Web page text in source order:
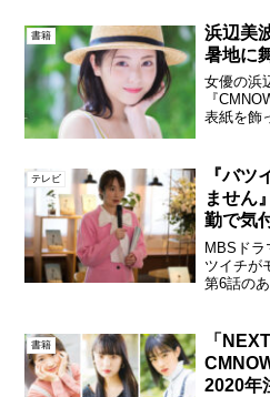
書籍
浜辺美
暑地に
女優の浜
『
表紙を飾
続テレ
テレビ
『バツ
ません
勤で気
は…！
MBSドラ
ツイチが
第6話の
永）と
臨）。し
書籍
「
2020年